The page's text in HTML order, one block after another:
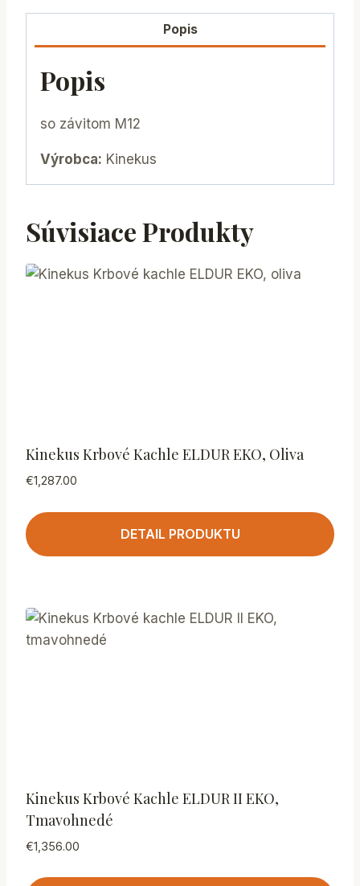
Popis
Popis
so závitom M12
Výrobca: Kinekus
Súvisiace Produkty
Kinekus Krbové Kachle ELDUR EKO, Oliva
€1,287.00
DETAIL PRODUKTU
Kinekus Krbové Kachle ELDUR II EKO,
Tmavohnedé
€1,356.00